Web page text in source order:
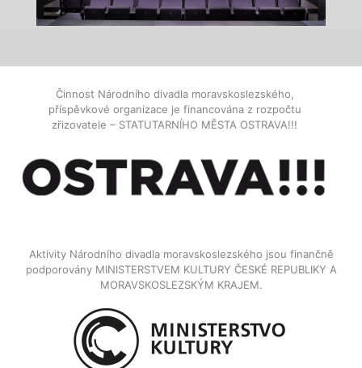
Činnost Národního divadla moravskoslezského,
příspěvkové organizace je financována z rozpočtu
zřizovatele – STATUTARNÍHO MĚSTA OSTRAVA!!!
Aktivity Národního divadla moravskoslezského jsou finančně
podporovány MINISTERSTVEM KULTURY ČESKÉ REPUBLIKY A
MORAVSKOSLEZSKÝM KRAJEM.